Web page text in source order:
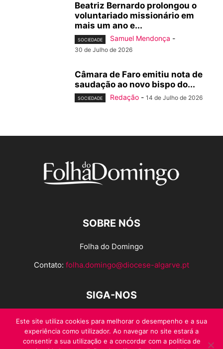
Beatriz Bernardo prolongou o
voluntariado missionário em
mais um ano e...
SOCIEDADE Samuel Mendonça -
30 de Julho de 2026
Câmara de Faro emitiu nota de
saudação ao novo bispo do...
SOCIEDADE Redação - 14 de Julho de 2026
SOBRE NÓS
Folha do Domingo
Contato: folha.domingo@diocese-algarve.pt
SIGA-NOS
Este site utiliza cookies para melhorar o desempenho e a sua
experiência como utilizador. Ao navegar no site estará a
consentir a sua utilização e a concordar com a politica de